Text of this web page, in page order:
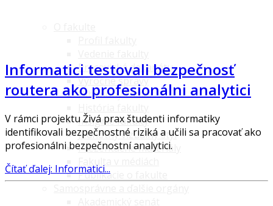
Pracoviská dekanátu
Výročné správy
Dlhodobý zámer
Insígnie fakulty
Jednotný vizuálny štýl
Prezentačné materiály
Publikácie o fakulte
Informatici testovali bezpečnosť
routera ako profesionálni analytici
V rámci projektu Živá prax študenti informatiky
identifikovali bezpečnostné riziká a učili sa pracovať ako
profesionálni bezpečnostní analytici.
Čítať ďalej: Informatici...